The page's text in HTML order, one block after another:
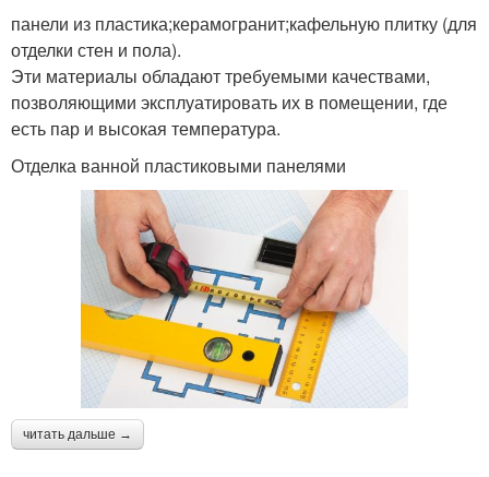
панели из пластика;керамогранит;кафельную плитку (для
отделки стен и пола).
Эти материалы обладают требуемыми качествами,
позволяющими эксплуатировать их в помещении, где
есть пар и высокая температура.
Отделка ванной пластиковыми панелями
читать дальше →